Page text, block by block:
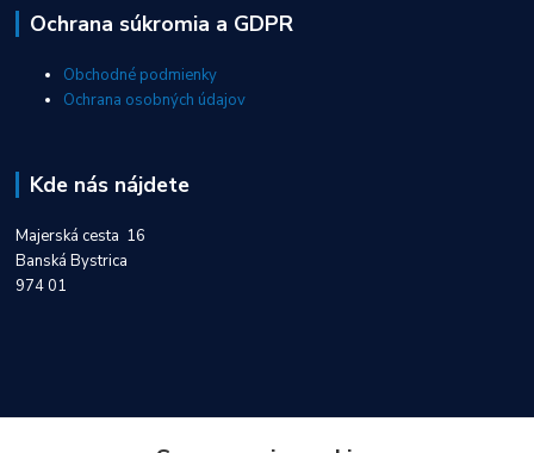
Ochrana súkromia a GDPR
Obchodné podmienky
Ochrana osobných údajov
Kde nás nájdete
Majerská cesta 16
Banská Bystrica
974 01